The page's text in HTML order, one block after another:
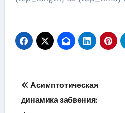
Навигация
по
Асимптотическая
динамика забвения: